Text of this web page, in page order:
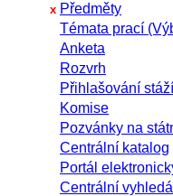
x Předměty
Témata prací
Anketa
Rozvrh
Přihlašování stáží
Komise
Pozvánky na
Centrální katalog
Portál
Centrální